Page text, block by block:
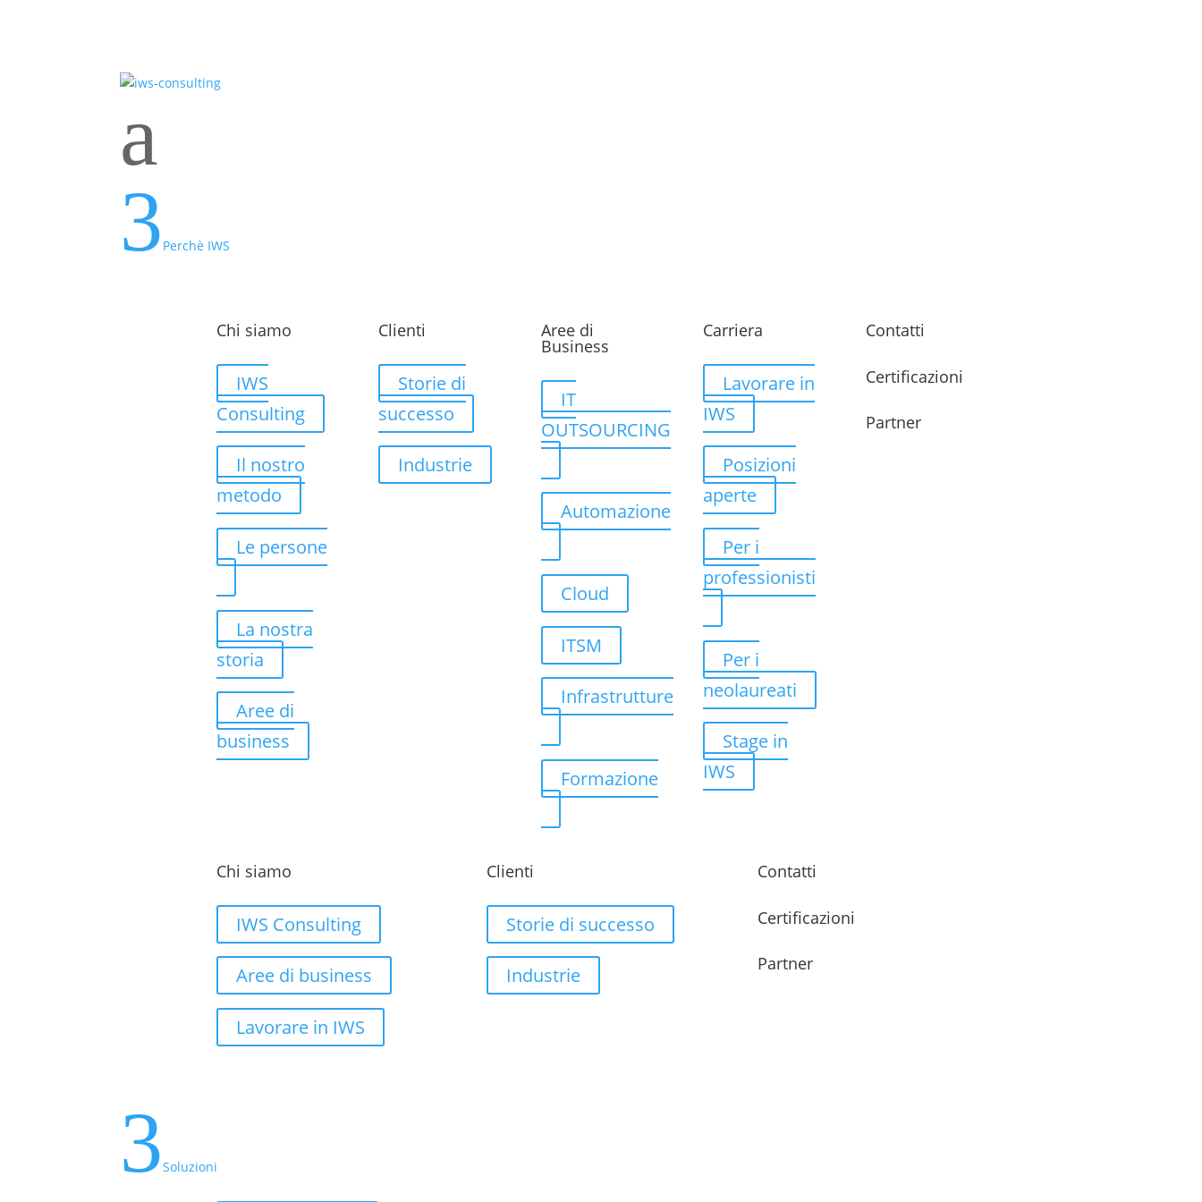
a
3 Perchè IWS
Chi siamo
IWS
Consulting
Il nostro
metodo
Le persone
La nostra
storia
Aree di
business
Clienti
Storie di
successo
Industrie
Aree di
Business
IT
OUTSOURCING
Automazione
Cloud
ITSM
Infrastrutture
Formazione
Carriera
Lavorare in
IWS
Posizioni
aperte
Per i
professionisti
Per i
neolaureati
Stage in
IWS
Contatti
Certificazioni
Partner
Chi siamo
IWS Consulting
Aree di business
Lavorare in IWS
Clienti
Storie di successo
Industrie
Contatti
Certificazioni
Partner
3Soluzioni